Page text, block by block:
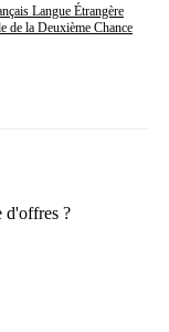
Langue Étrangère
de la Deuxième Chance
d'offres ?